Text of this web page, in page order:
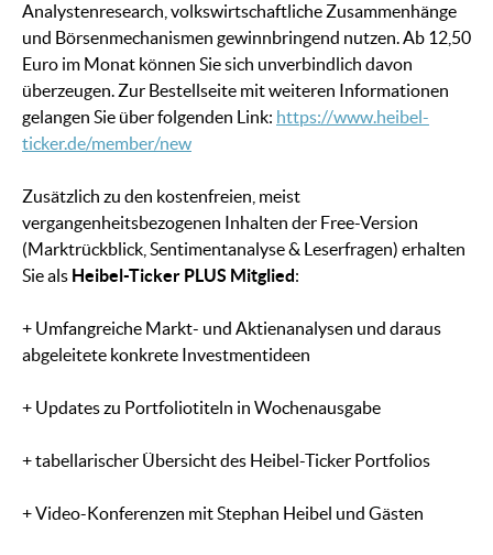
Analystenresearch, volkswirtschaftliche Zusammenhänge
und Börsenmechanismen gewinnbringend nutzen. Ab 12,50
Euro im Monat können Sie sich unverbindlich davon
überzeugen. Zur Bestellseite mit weiteren Informationen
gelangen Sie über folgenden Link: https://www.heibel-
ticker.de/member/new
Zusätzlich zu den kostenfreien, meist
vergangenheitsbezogenen Inhalten der Free-Version
(Marktrückblick, Sentimentanalyse & Leserfragen) erhalten
Sie als Heibel-Ticker PLUS Mitglied:
+ Umfangreiche Markt- und Aktienanalysen und daraus
abgeleitete konkrete Investmentideen
+ Updates zu Portfoliotiteln in Wochenausgabe
+ tabellarischer Übersicht des Heibel-Ticker Portfolios
+ Video-Konferenzen mit Stephan Heibel und Gästen